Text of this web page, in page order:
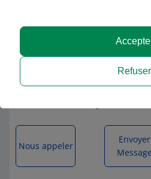
MMA ST ESTEVE
4 RUE DU COLONEL
Nous appeler
Envoyer
Message
Refuser